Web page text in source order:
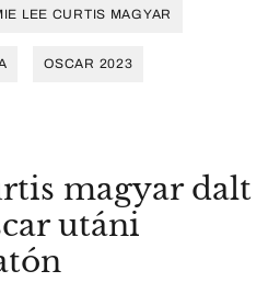
LEE CURTIS MAGYAR
OSCAR 2023
magyar dalt
utáni